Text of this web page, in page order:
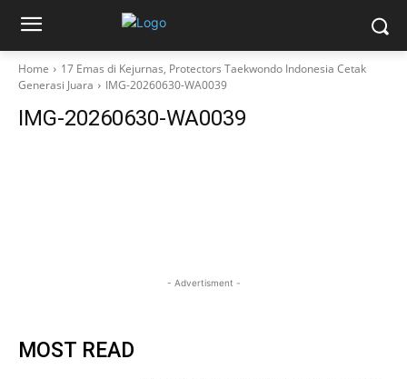
Home
17 Emas di Kejurnas, Protectors Taekwondo Indonesia Cetak
Generasi Juara
IMG-20260630-WA0039
IMG-20260630-WA0039
- Advertisment -
MOST READ